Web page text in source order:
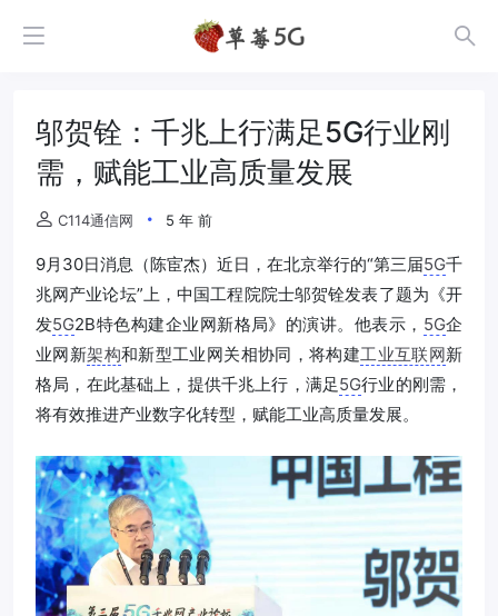
邬贺铨：千兆上行满足5G行业刚
需，赋能工业高质量发展
C114通信网 5 年 前
9月30日消息（陈宦杰）近日，在北京举行的“第三届5G千
兆网产业论坛”上，中国工程院院士邬贺铨发表了题为《开
发5G2B特色构建企业网新格局》的演讲。他表示， 5G企
业网新架构和新型工业网关相协同，将构建工业互联网新
格局，在此基础上，提供千兆上行，满足5G行业的刚需，
将有效推进产业数字化转型，赋能工业高质量发展。